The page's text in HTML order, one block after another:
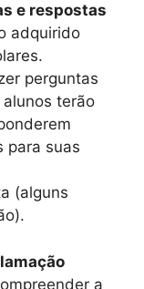
e respostas
adquirido
perguntas
terão
para suas
(alguns
a